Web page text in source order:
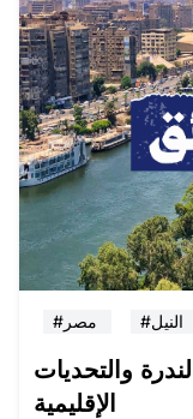
#النيل
والتحديات
الإقليمية